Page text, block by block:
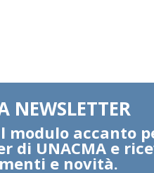
NEWSLETTER
modulo accanto
di UNACMA e
e novità.